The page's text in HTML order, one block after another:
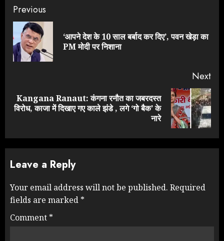
Continue
Reading
Previous
‘आपने देश के 10 साल बर्बाद कर दिए’, पवन खेड़ा का
PM मोदी पर निशाना
Next
Next
Kangana Ranaut: कंगना रनौत का जबरदस्त
विरोध, काजा में दिखाए गए काले झंडे , लगे ‘गो बैक’ के
नारे
Leave a Reply
Your email address will not be published. Required
fields are marked *
Comment *